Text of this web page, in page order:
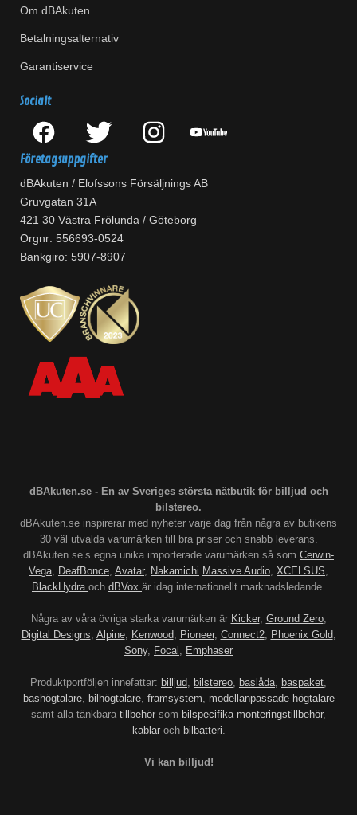
Om dBAkuten
Betalningsalternativ
Garantiservice
Socialt
Företagsuppgifter
dBAkuten / Elofssons Försäljnings AB
Gruvgatan 31A
421 30 Västra Frölunda / Göteborg
Orgnr: 556693-0524
Bankgiro: 5907-8907
dBAkuten.se - En av Sveriges största nätbutik för billjud och
bilstereo.
dBAkuten.se inspirerar med nyheter varje dag från några av butikens
30 väl utvalda varumärken till bra priser och snabb leverans.
dBAkuten.se’s egna unika importerade varumärken så som Cerwin-
Vega, DeafBonce, Avatar, Nakamichi Massive Audio, XCELSUS,
BlackHydra och dBVox är idag internationellt marknadsledande.
Några av våra övriga starka varumärken är Kicker, Ground Zero,
Digital Designs, Alpine, Kenwood, Pioneer, Connect2, Phoenix Gold,
Sony, Focal , Emphaser
Produktportföljen innefattar: billjud, bilstereo, baslåda, baspaket,
bashögtalare, bilhögtalare, framsystem, modellanpassade högtalare
samt alla tänkbara tillbehör som bilspecifika monteringstillbehör,
kablaroch bilbatteri.
Vi kan billjud!